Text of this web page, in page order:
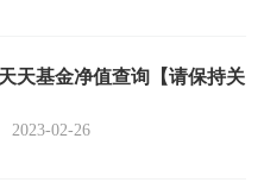
天基金净值查询【请保持关
2023-02-26